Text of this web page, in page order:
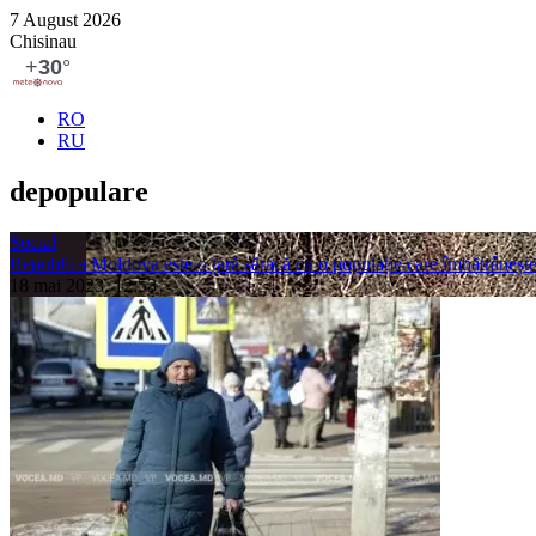
7 August 2026
Chisinau
RO
RU
depopulare
Social
Republica Moldova este o țară săracă cu o populație care îmbătrânește
18 mai 2023, 12:53